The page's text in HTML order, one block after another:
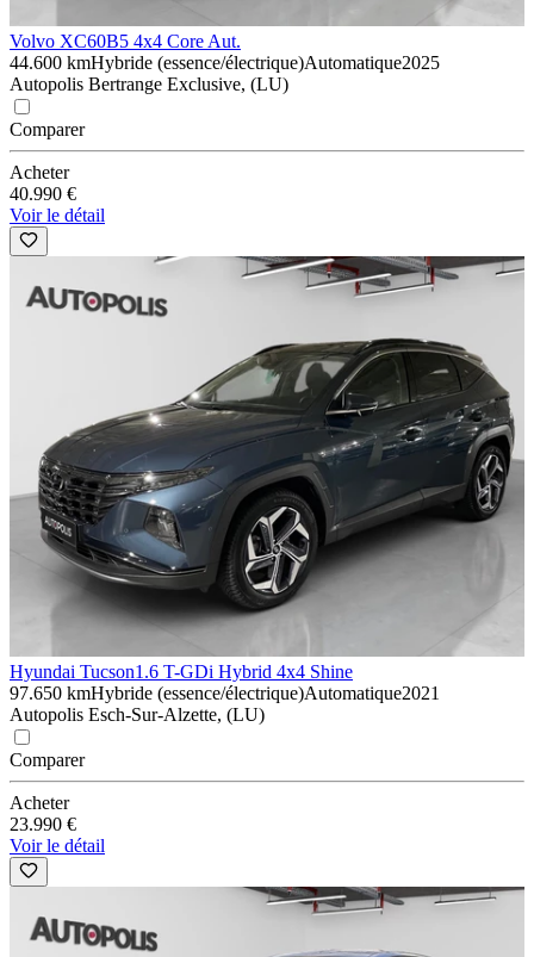
Volvo XC60B5 4x4 Core Aut.
44.600 kmHybride (essence/électrique)Automatique2025
Autopolis Bertrange Exclusive, (LU)
Comparer
Acheter
40.990 €
Voir le détail
Hyundai Tucson1.6 T-GDi Hybrid 4x4 Shine
97.650 kmHybride (essence/électrique)Automatique2021
Autopolis Esch-Sur-Alzette, (LU)
Comparer
Acheter
23.990 €
Voir le détail